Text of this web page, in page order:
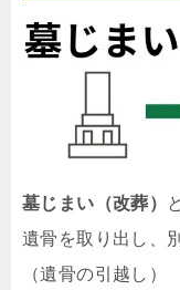
墓じまい（改葬）
遺骨を取り出し、
（遺骨の引越し）